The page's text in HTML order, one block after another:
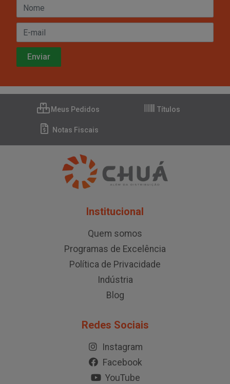
Meus Pedidos Títulos
Notas Fiscais
Institucional
Quem somos
Programas de Excelência
Política de Privacidade
Indústria
Blog
Redes Sociais
Instagram
Facebook
YouTube